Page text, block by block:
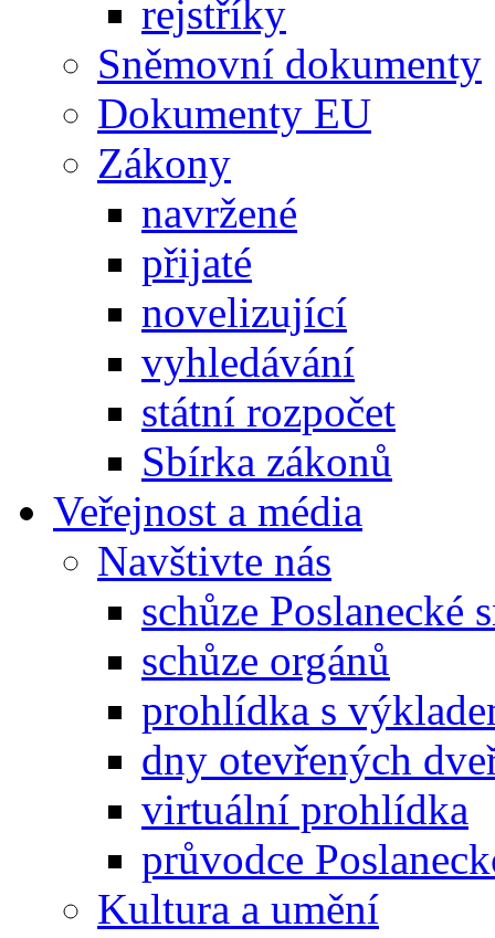
rejstříky
Sněmovní dokumenty
Dokumenty EU
Zákony
navržené
přijaté
novelizující
vyhledávání
státní rozpočet
Sbírka zákonů
Veřejnost a média
Navštivte nás
schůze Poslanecké
schůze orgánů
prohlídka s
dny otevřených
virtuální prohlídka
průvodce
Kultura a umění